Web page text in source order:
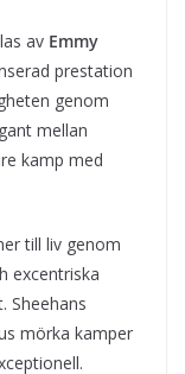
av Emmy
prestation
genom
mellan
kamp med
till liv genom
excentriska
Sheehans
mörka kamper